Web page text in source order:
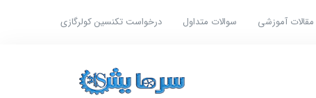
مقالات آموزشی سوالات متداول درخواست تکنسین کولرگازی